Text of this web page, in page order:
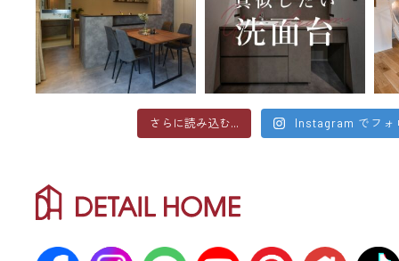
さらに読み込む... Instagram でフォ